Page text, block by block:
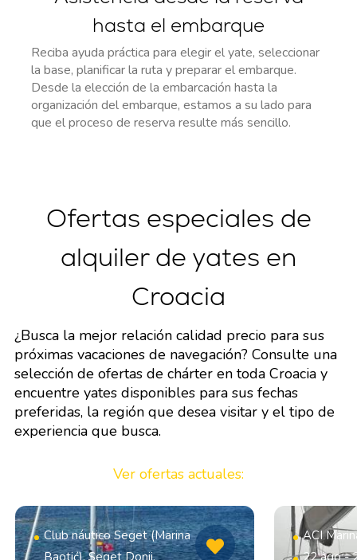
hasta el embarque
Reciba ayuda práctica para elegir el yate, seleccionar
la base, planificar la ruta y preparar el embarque.
Desde la elección de la embarcación hasta la
organización del embarque, estamos a su lado para
que el proceso de reserva resulte más sencillo.
Ofertas especiales de
alquiler de yates en
Croacia
¿Busca la mejor relación calidad precio para sus
próximas vacaciones de navegación? Consulte una
selección de ofertas de chárter en toda Croacia y
encuentre yates disponibles para sus fechas
preferidas, la región que desea visitar y el tipo de
experiencia que busca.
Ver ofertas actuales:
Club náutico Seget (Marina
Baotić), Seget Donji,
ACI
22 ago -